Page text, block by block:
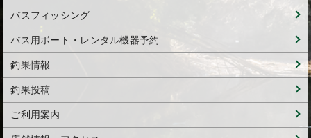
バスフィッシング
バス用ボート・レンタル機器予約
釣果情報
釣果投稿
ご利用案内